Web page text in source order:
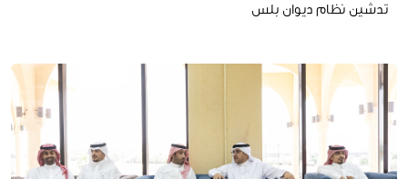
تدشين نظام ديوان بلس